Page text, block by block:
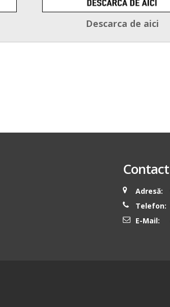
Descarca de aici
Contact
Adresă:
Telefon:
E-Mail: